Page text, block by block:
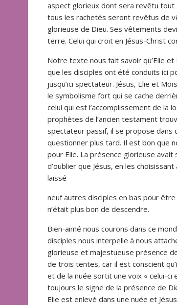
aspect glorieux dont sera revêtu tout
tous les rachetés seront revêtus de
glorieuse de Dieu. Ses vêtements
terre. Celui qui croit en Jésus-Christ
Notre texte nous fait savoir qu’Elie
que les disciples ont été conduits ici
jusqu’ici spectateur. Jésus, Elie et
le symbolisme fort qui se cache
celui qui est l’accomplissement de la
prophètes de l’ancien testament
spectateur passif, il se propose dans
questionner plus tard. Il est bon que
pour Elie. La présence glorieuse avait
d’oublier que Jésus, en les
laissé
neuf autres disciples en bas pour
n’était plus bon de descendre.
Bien-aimé nous courons dans ce
disciples nous interpelle à nous
glorieuse et majestueuse présence
de trois tentes, car il est conscient
et de la nuée sortit une voix « celui-ci
toujours le signe de la présence de
Elie est enlevé dans une nuée et